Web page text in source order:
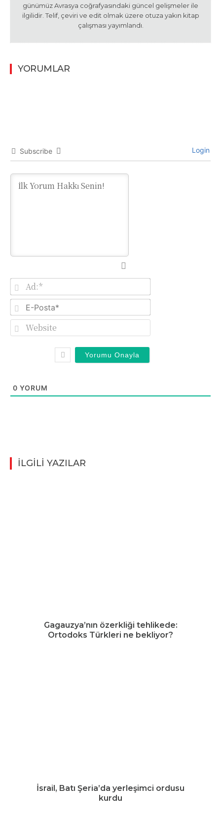
günümüz Avrasya coğrafyasındaki güncel gelişmeler ile
ilgilidir. Telif, çeviri ve edit olmak üzere otuza yakın kitap
çalışması yayımlandı.
YORUMLAR
Subscribe Login
Ad:*
E-
0 YORUM
İLGİLİ YAZILAR
Gagauzya’nın özerkliği tehlikede:
Ortodoks Türkleri ne bekliyor?
İsrail, Batı Şeria’da yerleşimci ordusu
kurdu